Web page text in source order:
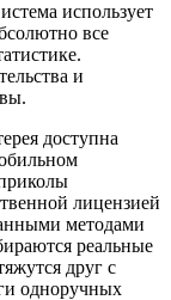
использует
все
и
доступна
лицензией
методами
реальные
друг с
одноручных